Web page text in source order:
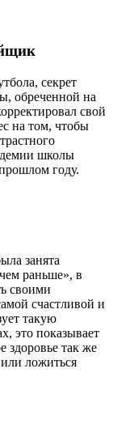
секрет
обреченной на
свой
на том, чтобы
школы
году.
занята
раньше», в
своими
счастливой и
такую
это показывает
здоровье так же
ложиться